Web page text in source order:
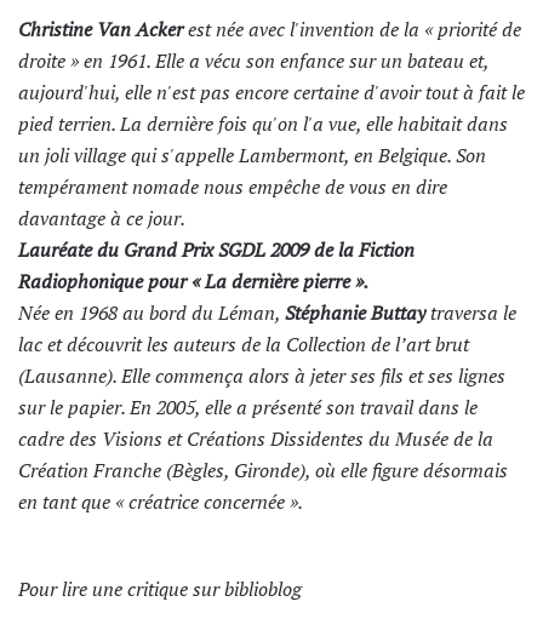
Christine Van Ackerest née avec l'invention de la « priorité de
droite » en 1961. Elle a vécu son enfance sur un bateau et,
aujourd'hui, elle n'est pas encore certaine d'avoir tout à fait le
pied terrien. La dernière fois qu'on l'a vue, elle habitait dans
un joli village qui s'appelle Lambermont, en Belgique. Son
tempérament nomade nous empêche de vous en dire
davantage à ce jour.
Lauréate du Grand Prix SGDL 2009 de la Fiction
Radiophonique pour «La dernière pierre».
Née en 1968 au bord du Léman, Stéphanie Buttaytraversa le
lac et découvrit les auteurs de la Collection de l’art brut
(Lausanne). Elle commença alors à jeter ses fils et ses lignes
sur le papier. En 2005, elle a présenté son travail dans le
cadre des Visions et Créations Dissidentes du Musée de la
Création Franche (Bègles, Gironde), où elle figure désormais
en tant que « créatrice concernée ».
Pour lire une critique surbiblioblog